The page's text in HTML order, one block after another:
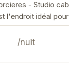
- Studio
l'endroit idéal
à Orcières, il
/nuit